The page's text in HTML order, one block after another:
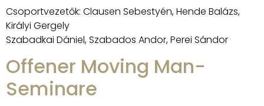
Csoportvezetők: Clausen Sebestyén, Hende Balázs,
Királyi Gergely
Szabadkai Dániel, Szabados Andor, Perei Sándor
Offener Moving Man-
Seminare